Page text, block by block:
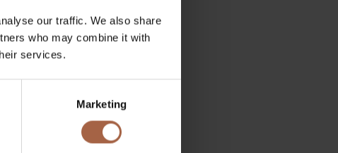
our traffic. We also share
who may combine it with
services.
Marketing